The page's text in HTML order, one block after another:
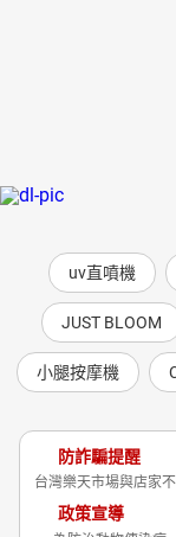
uv直噴機
JUST BLOOM
小腿按摩機
防詐騙提醒
台灣樂天市場與店家
政策宣導